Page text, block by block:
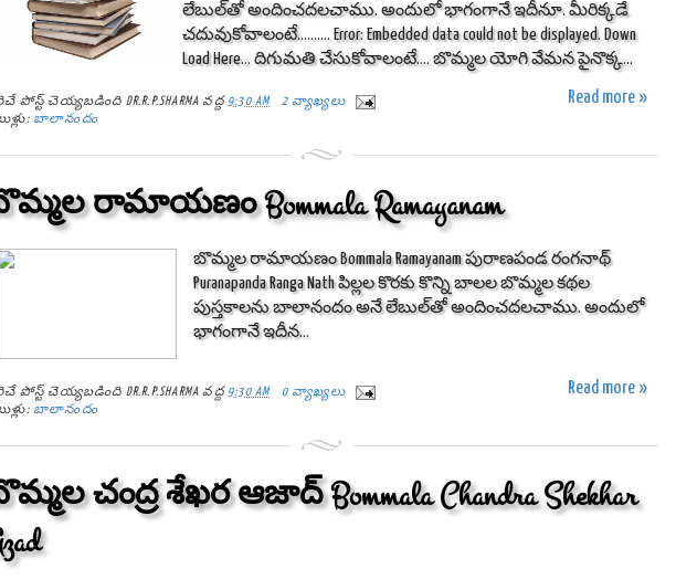
లేబుల్‌తో అందించదలచాము. అందులో భాగంగానే ఇదీనూ. మీరిక్కడే
చదువుకోవాలంటే.......... Error: Embedded data could not be displayed. Down
Load Here... దిగుమతి చేసుకోవాలంటే.... బొమ్మల యోగి వేమన పైనొక్క...
Read more »
పోస్ట్ చెయ్యబడింది DR.R.P.SHARMA వద్ద 9:30 AM
2 వ్యాఖ్యలు
బాలానందం
రామాయణం Bommala Ramayanam
బొమ్మల రామాయణం Bommala Ramayanam పురాణపండ రంగనాథ్
Puranapanda Ranga Nath పిల్లల కొరకు కొన్ని బాలల బొమ్మల కథల
పుస్తకాలను బాలానందం అనే లేబుల్‌తో అందించదలచాము. అందులో
భాగంగానే ఇదీన...
Read more »
పోస్ట్ చెయ్యబడింది DR.R.P.SHARMA వద్ద 9:30 AM
0 వ్యాఖ్యలు
బాలానందం
చంద్ర శేఖర ఆజాద్ Bommala Chandra Shekhar